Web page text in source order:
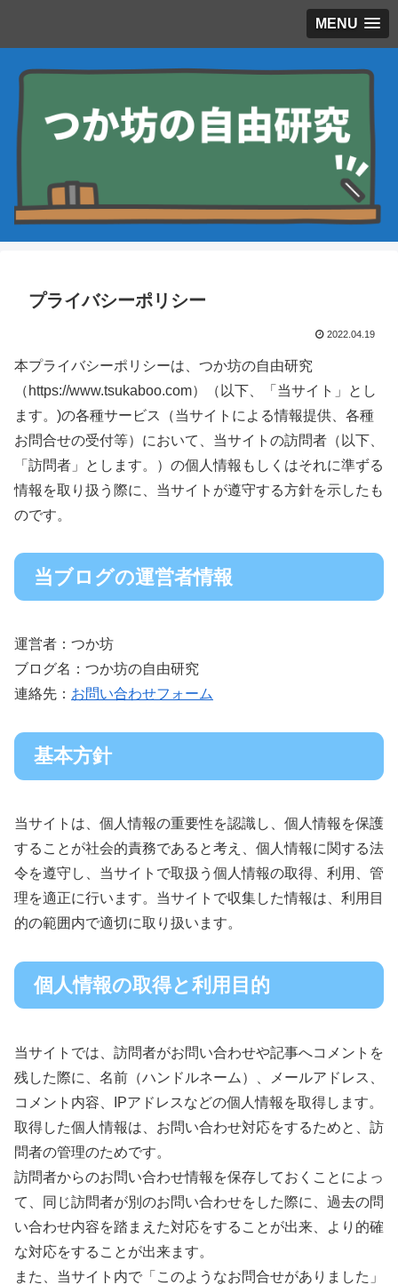
MENU
プライバシーポリシー
2022.04.19
本プライバシーポリシーは、つか坊の自由研究
（https://www.tsukaboo.com）（以下、「当サイト」とし
ます。)の各種サービス（当サイトによる情報提供、各種
お問合せの受付等）において、当サイトの訪問者（以下、
「訪問者」とします。）の個人情報もしくはそれに準ずる
情報を取り扱う際に、当サイトが遵守する方針を示したも
のです。
当ブログの運営者情報
運営者：つか坊
ブログ名：つか坊の自由研究
連絡先： お問い合わせフォーム
基本方針
当サイトは、個人情報の重要性を認識し、個人情報を保護
することが社会的責務であると考え、個人情報に関する法
令を遵守し、当サイトで取扱う個人情報の取得、利用、管
理を適正に行います。当サイトで収集した情報は、利用目
的の範囲内で適切に取り扱います。
個人情報の取得と利用目的
当サイトでは、訪問者がお問い合わせや記事へコメントを
残した際に、名前（ハンドルネーム）、メールアドレス、
コメント内容、IPアドレスなどの個人情報を取得します。
取得した個人情報は、お問い合わせ対応をするためと、訪
問者の管理のためです。
訪問者からのお問い合わせ情報を保存しておくことによっ
て、同じ訪問者が別のお問い合わせをした際に、過去の問
い合わせ内容を踏まえた対応をすることが出来、より的確
な対応をすることが出来ます。
また、当サイト内で「このようなお問合せがありました」